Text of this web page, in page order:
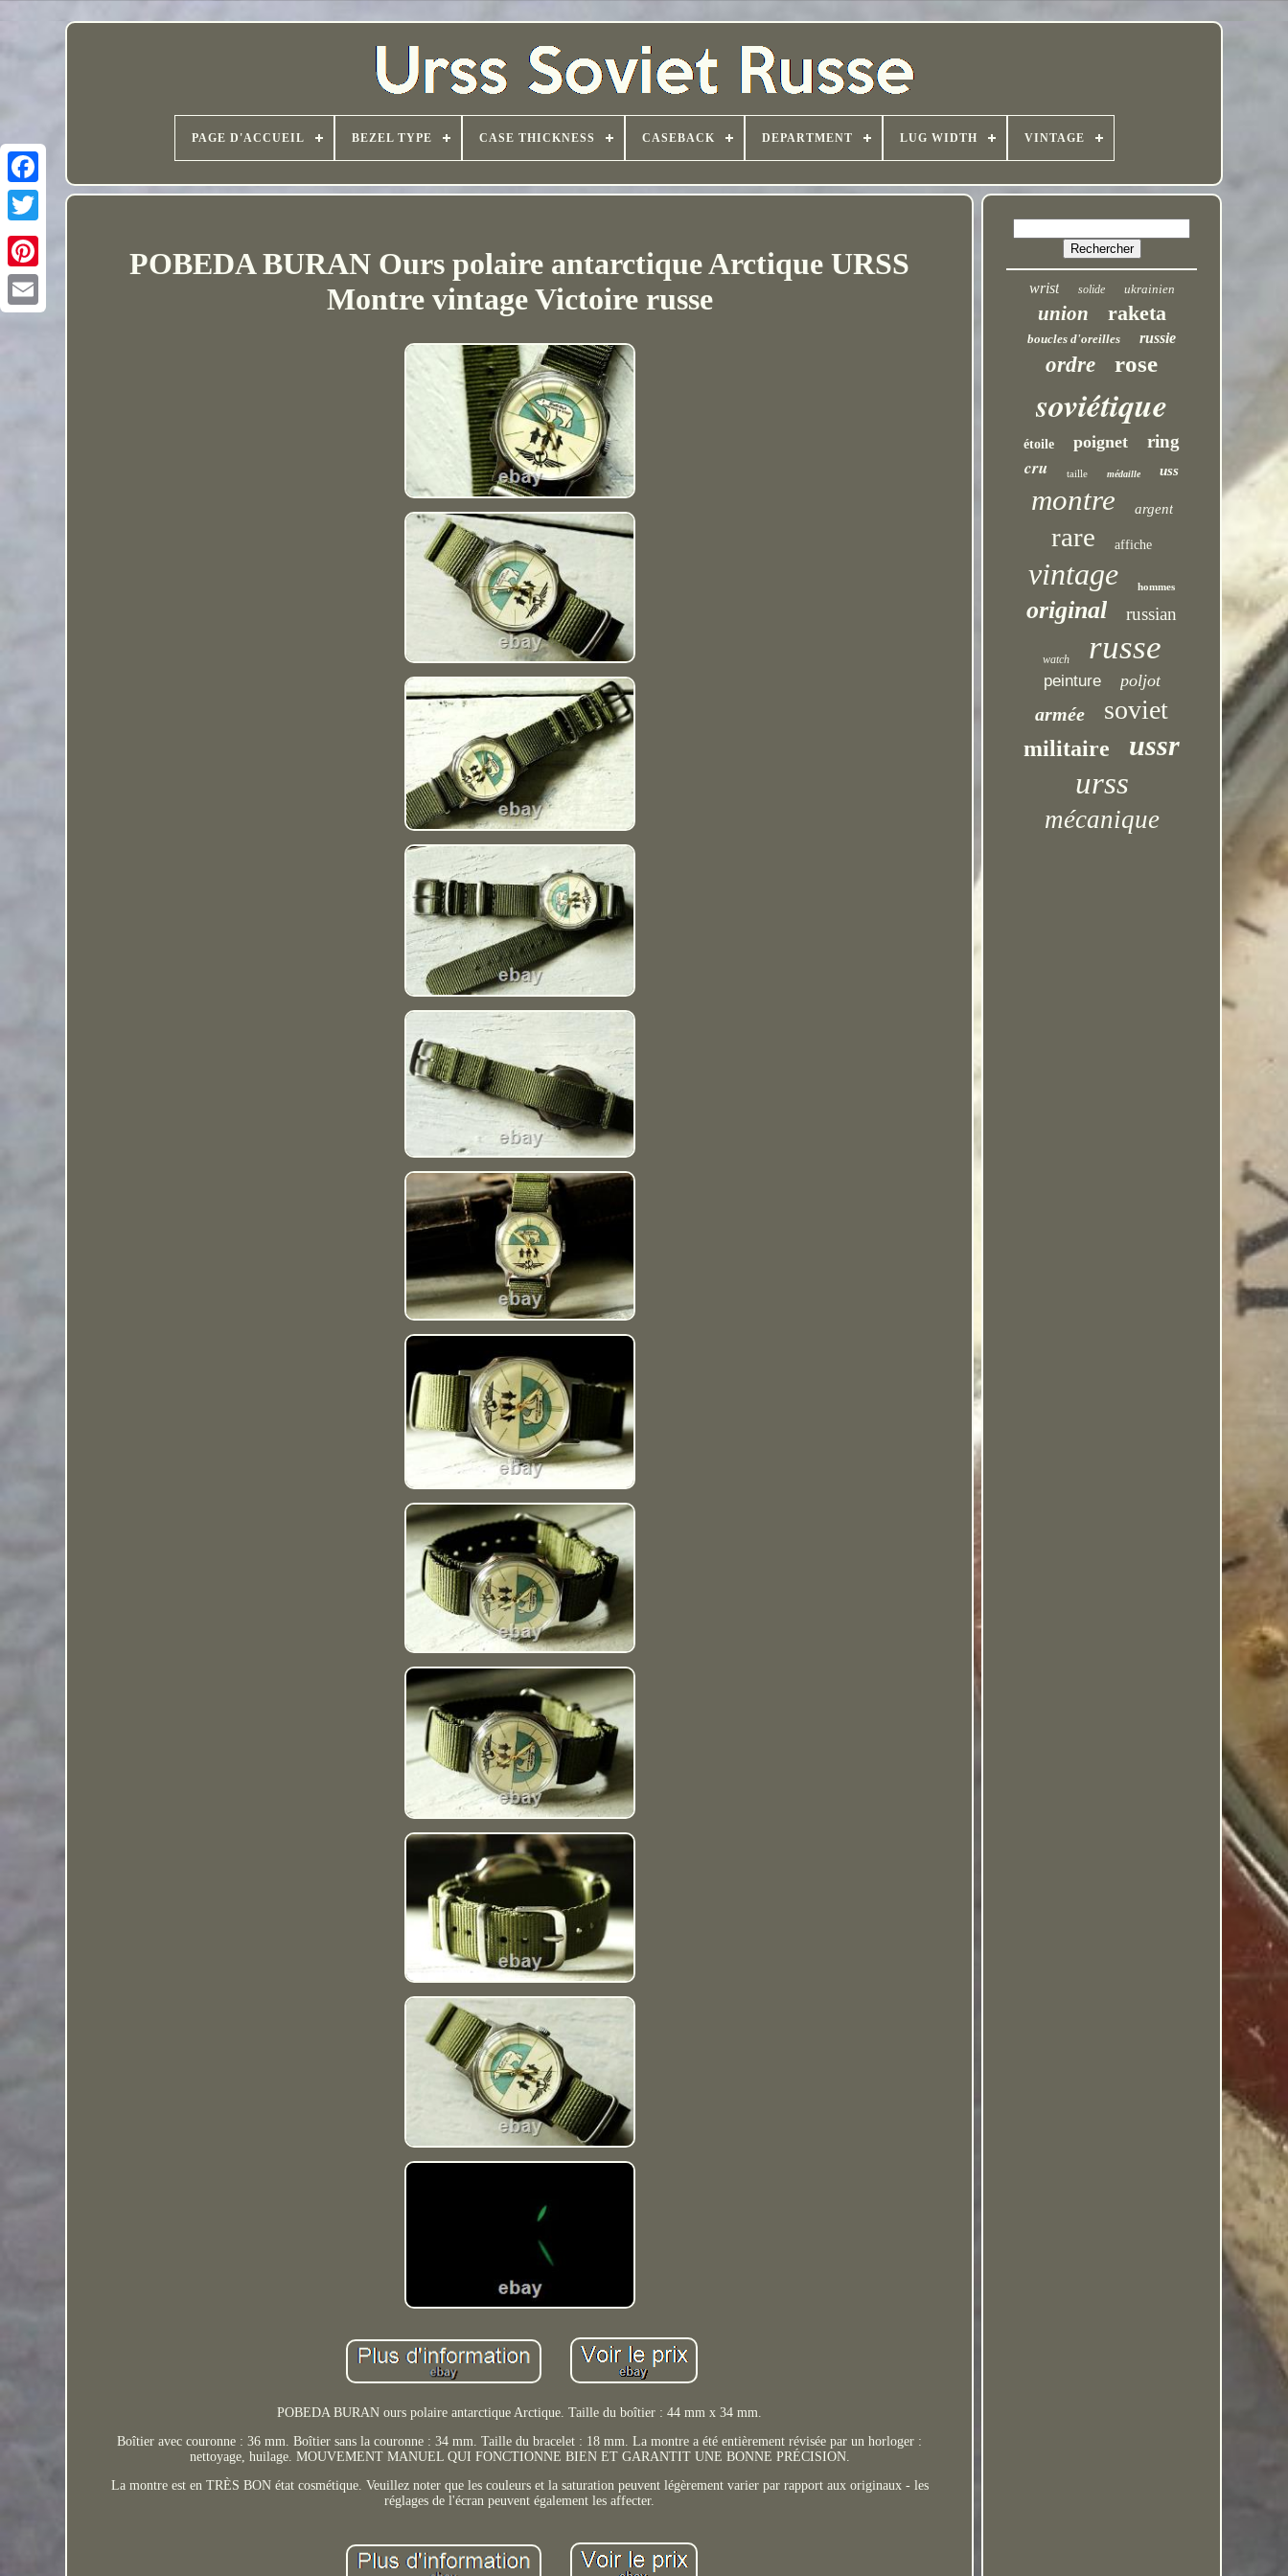
PAGE D'ACCUEIL BEZEL TYPE CASE THICKNESS CASEBACK DEPARTMENT LUG WIDTH VINTAGE
POBEDA BURAN Ours polaire antarctique Arctique URSS
Montre vintage Victoire russe
POBEDA BURAN ours polaire antarctique Arctique. Taille du boîtier : 44 mm x 34 mm.
Boîtier avec couronne : 36 mm. Boîtier sans la couronne : 34 mm. Taille du bracelet : 18 mm. La montre a été entièrement révisée par un horloger :
nettoyage, huilage. MOUVEMENT MANUEL QUI FONCTIONNE BIEN ET GARANTIT UNE BONNE PRÉCISION.
La montre est en TRÈS BON état cosmétique. Veuillez noter que les couleurs et la saturation peuvent légèrement varier par rapport aux originaux - les
réglages de l'écran peuvent également les affecter.
wrist solide ukrainien
union raketa
boucles d'oreilles russie
ordre rose
soviétique
étoile poignet ring
cru taille médaille uss
montre argent
rare affiche
vintage hommes
original russian
watch russe
peinture poljot
armée soviet
militaire ussr
urss
mécanique